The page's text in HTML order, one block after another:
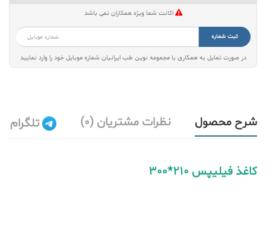
اکانت شما ویژه همکاران نمی باشد
ثبت شماره
در صورت تمایل به همکاری با مجموعه نوین طب ایرانیان شماره موبایل خود را وارد نمایید
شرح محصول نظرات مشتریان (0) تلگرام
کاغذ فیلیپس 210*300